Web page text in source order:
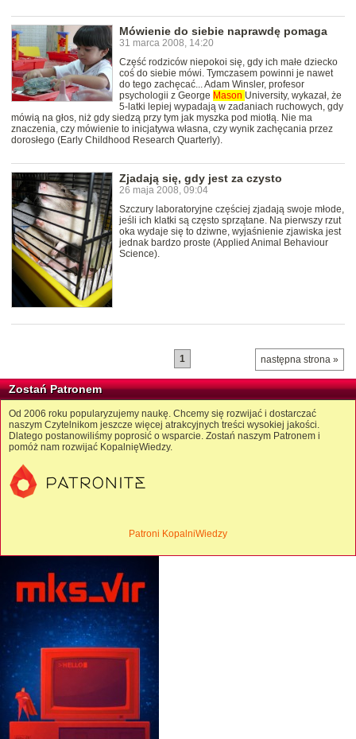
Mówienie do siebie naprawdę pomaga
31 marca 2008, 14:20
Część rodziców niepokoi się, gdy ich małe dziecko
coś do siebie mówi. Tymczasem powinni je nawet
do tego zachęcać... Adam Winsler, profesor
psychologii z George Mason University, wykazał, że
5-latki lepiej wypadają w zadaniach ruchowych, gdy
mówią na głos, niż gdy siedzą przy tym jak myszka pod miotłą. Nie ma
znaczenia, czy mówienie to inicjatywa własna, czy wynik zachęcania przez
dorosłego (Early Childhood Research Quarterly).
Zjadają się, gdy jest za czysto
26 maja 2008, 09:04
Szczury laboratoryjne częściej zjadają swoje młode,
jeśli ich klatki są często sprzątane. Na pierwszy rzut
oka wydaje się to dziwne, wyjaśnienie zjawiska jest
jednak bardzo proste (Applied Animal Behaviour
Science).
następna strona »
1
Zostań Patronem
Od 2006 roku popularyzujemy naukę. Chcemy się rozwijać i dostarczać
naszym Czytelnikom jeszcze więcej atrakcyjnych treści wysokiej jakości.
Dlatego postanowiliśmy poprosić o wsparcie. Zostań naszym Patronem i
pomóż nam rozwijać KopalnięWiedzy.
Patroni KopalniWiedzy